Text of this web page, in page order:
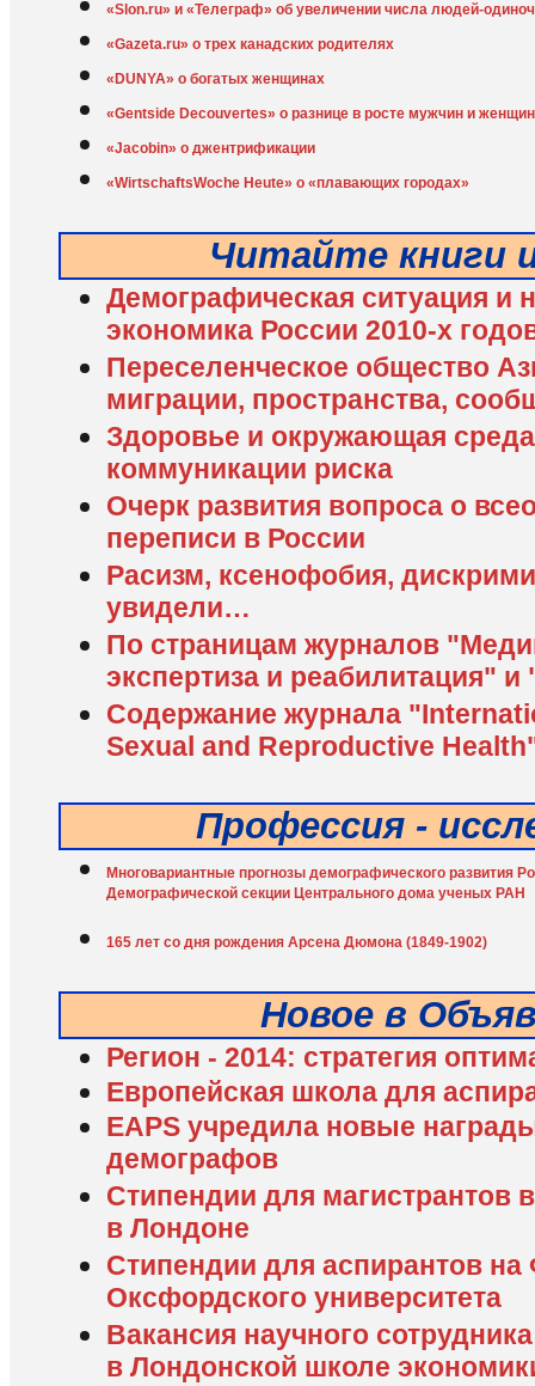
«Slon.ru» и «Телеграф» об увеличении числа людей-
«Gazeta.ru» о трех канадских родителях
«DUNYA» о богатых женщинах
«Gentside Decouvertes» о разнице в росте мужчин и женщин
«Jacobin» о джентрификации
«WirtschaftsWoche Heute» о «плавающих городах»
Читайте книги
Демографическая ситуация и
экономика России 2010-х
Переселенческое общество
миграции, пространства,
Здоровье и окружающая
коммуникации риска
Очерк развития вопроса о
переписи в России
Расизм, ксенофобия,
увидели…
По страницам журналов
экспертиза и реабилитация"
Содержание журнала
Sexual and Reproductive
Профессия -
Многовариантные прогнозы демографического развития
Демографической секции Центрального дома ученых РАН
165 лет со дня рождения Арсена Дюмона (1849-1902)
Новое в
Регион - 2014: стратегия
Европейская школа для
EAPS учредила новые
демографов
Стипендии для магистрантов
в Лондоне
Стипендии для аспирантов на
Оксфордского университета
Вакансия научного
в Лондонской школе